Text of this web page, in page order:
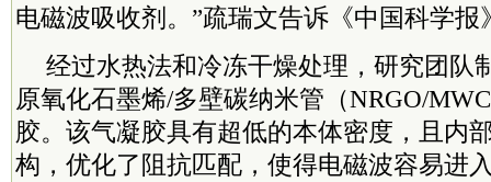
电磁波吸收剂。”疏瑞文告诉《中国科学报
经过水热法和冷冻干燥处理，研究团队
原氧化石墨烯/多壁碳纳米管（NRGO/
胶。该气凝胶具有超低的本体密度，且内
构，优化了阻抗匹配，使得电磁波容易进